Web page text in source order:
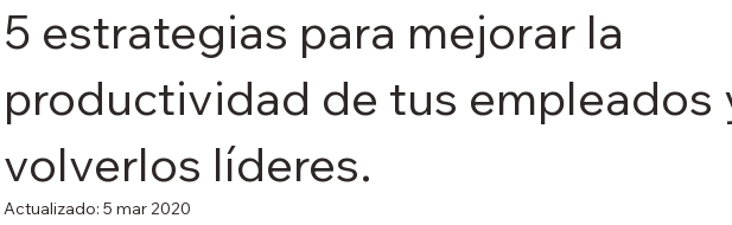
5 estrategias para mejorar la
productividad de tus empleados
volverlos líderes.
Actualizado: 5 mar 2020